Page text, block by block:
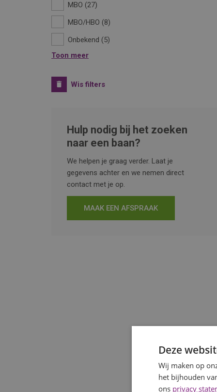
MBO 27
MBO/HBO
8
Onbekend
5
Toon meer
Wis filters
Hulp nodig bij het zoeken
naar een baan?
We helpen je graag verder. Laat je
gegevens achter en we nemen direct
contact met je op.
MAAK EEN AFSPRAAK
Deze
Wij maken op
het bijhouden
ons privacy